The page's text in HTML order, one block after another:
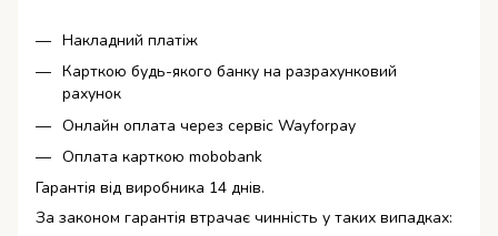
Накладний платіж
Карткою будь-якого банку на разрахунковий
рахунок
Онлайн оплата через сервіс Wayforpay
Оплата карткою mobobank
Гарантія від виробника 14 днів.
За законом гарантія втрачає чинність у таких випадках: